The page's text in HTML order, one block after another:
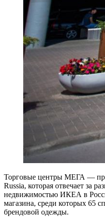
Торговые центры МЕГА —
Russia, которая отвечает за
недвижимостью ИКЕА в
магазина, среди которых 65
брендовой одежды.